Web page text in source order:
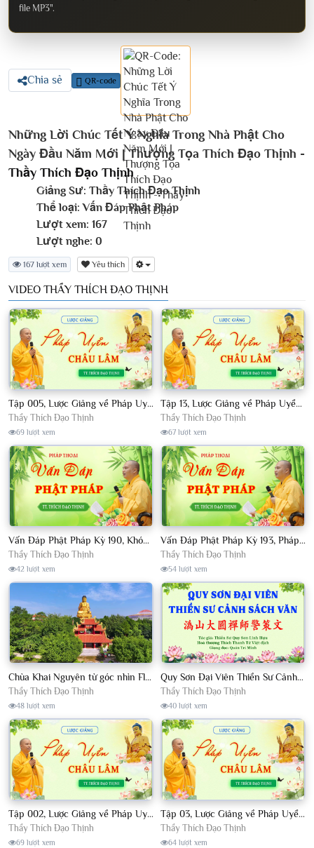
file MP3".
Chia sẻ QR-code
Những Lời Chúc Tết Ý Nghĩa Trong Nhà Phật Cho
Ngày Đầu Năm Mới | Thượng Tọa Thích Đạo Thịnh -
Thầy Thích Đạo Thịnh
Giảng Sư: Thầy Thích Đạo Thịnh
Thể loại: Vấn Đáp Phật Pháp
Lượt xem: 167
Lượt nghe: 0
167 lượt xem Yêu thích
VIDEO THẦY THÍCH ĐẠO THỊNH
Tập 005, Lược Giảng về Pháp Uyển Châu Lâm, Chủ giảng TT Thích Đạo Thịnh
Thầy Thích Đạo Thịnh
69 lượt xem
Tập 13, Lược Giảng về Pháp Uyển Châu Lâm, Chủ giảng TT Thích Đạo Thịnh
Thầy Thích Đạo Thịnh
67 lượt xem
Vấn Đáp Phật Pháp Kỳ 190, Khóa Tu Sinh Viên Con Kể Bụt Nghe Tháng 05, 2023 TT. Thích Đạo Thịnh - CKN
Thầy Thích Đạo Thịnh
42 lượt xem
Vấn Đáp Phật Pháp Kỳ 193, Pháp Hội TPTTHN Tháng 04/2023 TT. Thích Đạo Thịnh - CKN
Thầy Thích Đạo Thịnh
54 lượt xem
Chùa Khai Nguyên từ góc nhìn Flycam
Thầy Thích Đạo Thịnh
48 lượt xem
Quy Sơn Đại Viên Thiền Sư Cảnh Sách Văn - HT Thích Thanh Từ Việt dịch
Thầy Thích Đạo Thịnh
40 lượt xem
Tập 002, Lược Giảng về Pháp Uyển Châu Lâm, Chủ giảng TT. Thích Đạo Thịnh
Thầy Thích Đạo Thịnh
69 lượt xem
Tập 03, Lược Giảng về Pháp Uyển Châu Lâm, Chủ giảng TT Thích Đạo Thịnh
Thầy Thích Đạo Thịnh
64 lượt xem